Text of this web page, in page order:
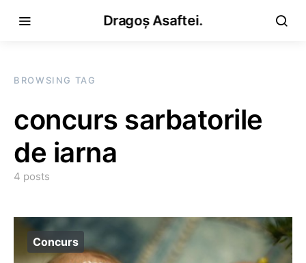
Dragoș Asaftei.
BROWSING TAG
concurs sarbatorile
de iarna
4 posts
Concurs